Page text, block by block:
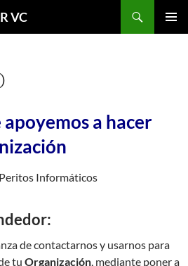
VC
a hacer
de contactarnos y usarnos para
tu Organización, mediante poner a